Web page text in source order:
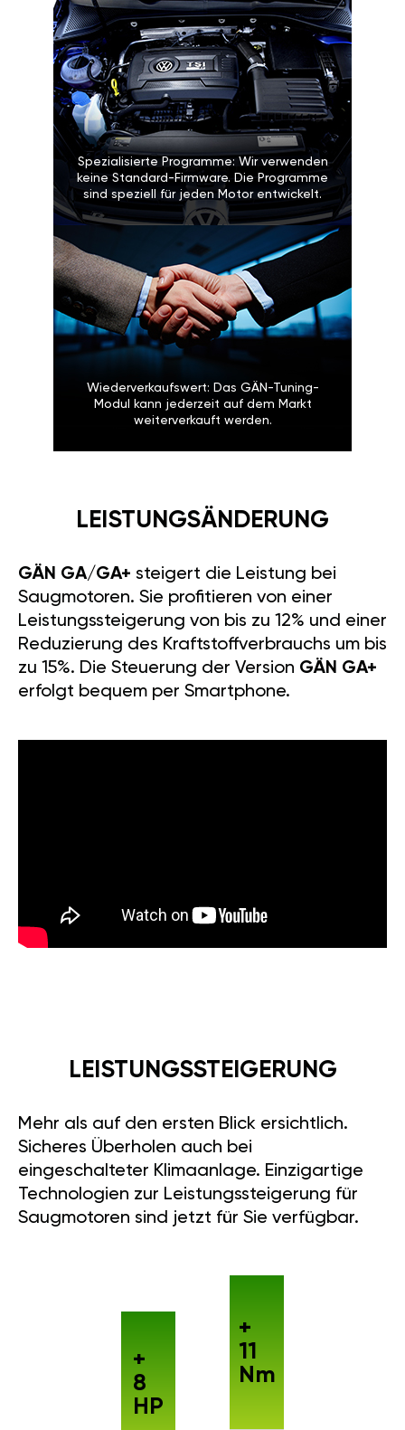
Spezialisierte Programme: Wir verwenden
keine Standard-Firmware. Die Programme
sind speziell für jeden Motor entwickelt.
Wiederverkaufswert: Das GÄN-Tuning-
Modul kann jederzeit auf dem Markt
weiterverkauft werden.
LEISTUNGSÄNDERUNG
GÄN GA/GA+ steigert die Leistung bei
Saugmotoren. Sie profitieren von einer
Leistungssteigerung von bis zu 12% und einer
Reduzierung des Kraftstoffverbrauchs um bis
zu 15%. Die Steuerung der Version GÄN GA+
erfolgt bequem per Smartphone.
LEISTUNGSSTEIGERUNG
Mehr als auf den ersten Blick ersichtlich.
Sicheres Überholen auch bei
eingeschalteter Klimaanlage. Einzigartige
Technologien zur Leistungssteigerung für
Saugmotoren sind jetzt für Sie verfügbar.
+
8
HP
+
11
Nm